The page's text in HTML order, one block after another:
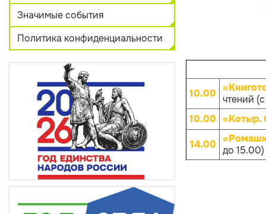
Значимые события
Политика конфиденциальности
10.00 чтений
10.00 «Котыр.
14.00 до 15.00)